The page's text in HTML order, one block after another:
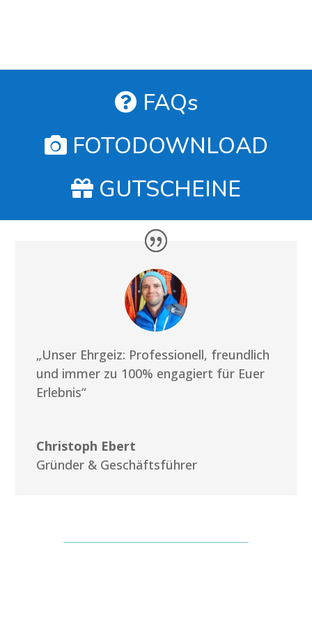
FAQs
FOTODOWNLOAD
GUTSCHEINE
„Unser Ehrgeiz: Professionell, freundlich
und immer zu 100% engagiert für Euer
Erlebnis“
Christoph Ebert
Gründer & Geschäftsführer